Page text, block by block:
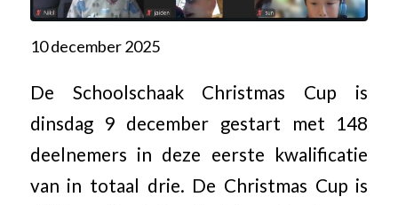
10 december 2025
De Schoolschaak Christmas Cup is
dinsdag 9 december gestart met 148
deelnemers in deze eerste kwalificatie
van in totaal drie. De Christmas Cup is